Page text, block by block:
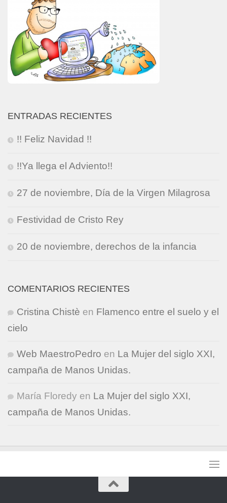
ENTRADAS RECIENTES
!! Feliz Navidad !!
!!Ya llega el Adviento!!
27 de noviembre, Día de la Virgen Milagrosa
Festividad de Cristo Rey
20 de noviembre, derechos de la infancia
COMENTARIOS RECIENTES
Cristina Chistè en Flamenco entre el suelo y el
cielo
Web MaestroPedro en La Mujer del siglo XXI,
campaña de Manos Unidas.
María Floredy en La Mujer del siglo XXI,
campaña de Manos Unidas.